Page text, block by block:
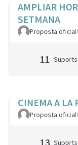
AMPLIAR
SETMANA
Proposta oficial
11 Suports
CINEMA A LA
Proposta oficial
13 Suports